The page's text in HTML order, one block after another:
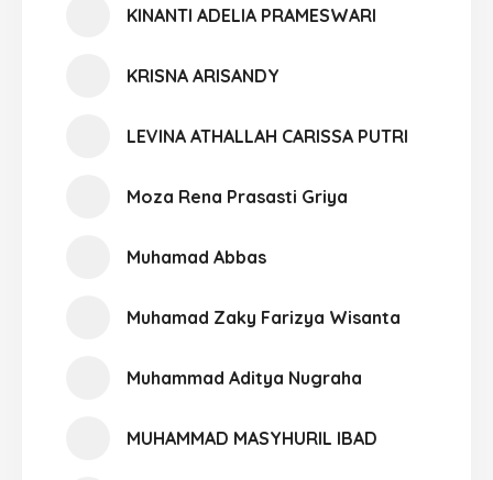
KINANTI ADELIA PRAMESWARI
KRISNA ARISANDY
LEVINA ATHALLAH CARISSA PUTRI
Moza Rena Prasasti Griya
Muhamad Abbas
Muhamad Zaky Farizya Wisanta
Muhammad Aditya Nugraha
MUHAMMAD MASYHURIL IBAD